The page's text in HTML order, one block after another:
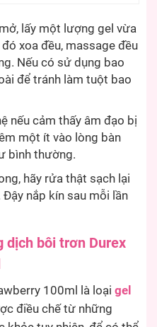
lấy một lượng gel vừa
xoa đều, massage đều
Nếu có sử dụng bao
để tránh làm tuột bao
nếu cảm thấy âm đạo bị
một ít vào lòng bàn
bình thường.
hãy rửa thật sạch lại
nắp kín sau mỗi lần
dịch bôi trơn Durex
100ml là loại gel
điều chế từ những